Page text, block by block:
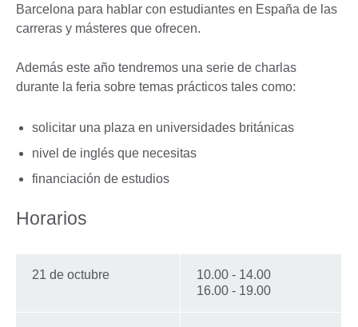
Barcelona para hablar con estudiantes en España de las
carreras y másteres que ofrecen.
Además este año tendremos una serie de charlas
durante la feria sobre temas prácticos tales como:
solicitar una plaza en universidades británicas
nivel de inglés que necesitas
financiación de estudios
Horarios
21 de octubre
10.00 - 14.00
16.00 - 19.00